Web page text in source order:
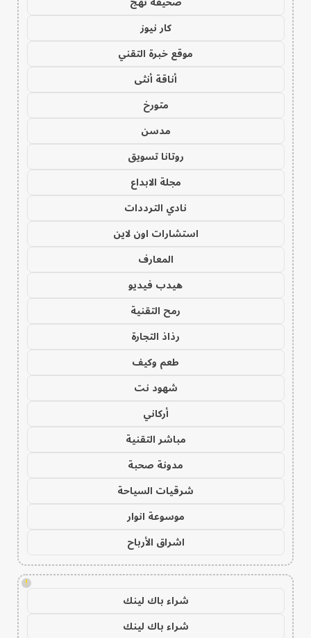
كار نيوز
موقع خبرة التقني
أناقة أنثى
متورخ
مدسن
روتانا تسويق
مجلة الابداع
نادي الترددات
استشارات اون لاين
المعارف
هيدب فيديو
رمح التقنية
رذاذ التجارة
طعم وكيف
شهود نت
أركاني
مباشر التقنية
مدونة صحبة
شرقيات السياحة
موسوعة انوار
اشراق الأرباح
!
شراء باك لينك
شراء باك لينك